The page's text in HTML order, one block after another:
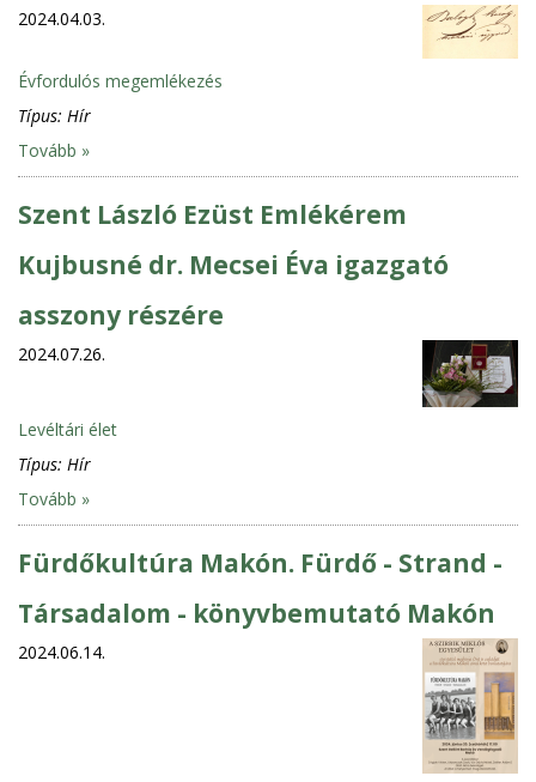
2024.04.03.
Évfordulós megemlékezés
Típus: Hír
Tovább »
Szent László Ezüst Emlékérem
Kujbusné dr. Mecsei Éva igazgató
asszony részére
2024.07.26.
Levéltári élet
Típus: Hír
Tovább »
Fürdőkultúra Makón. Fürdő - Strand -
Társadalom - könyvbemutató Makón
2024.06.14.